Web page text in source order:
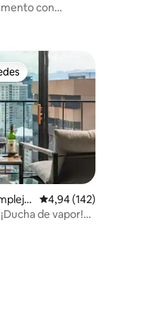
con
Calificación promedio:
4,94 (142)
de vapor!